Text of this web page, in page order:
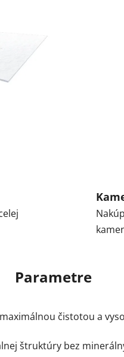
Parametre
čistotou a
štruktúry bez